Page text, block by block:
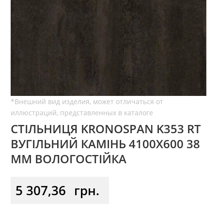
СТІЛЬНИЦЯ KRONOSPAN K353 RT
ВУГІЛЬНИЙ КАМІНЬ 4100Х600 38
ММ ВОЛОГОСТІЙКА
5 307,36 грн.